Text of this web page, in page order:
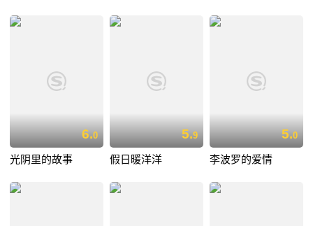
6.0
光阴里的故事
5.9
假日暖洋洋
5.0
李波罗的爱情